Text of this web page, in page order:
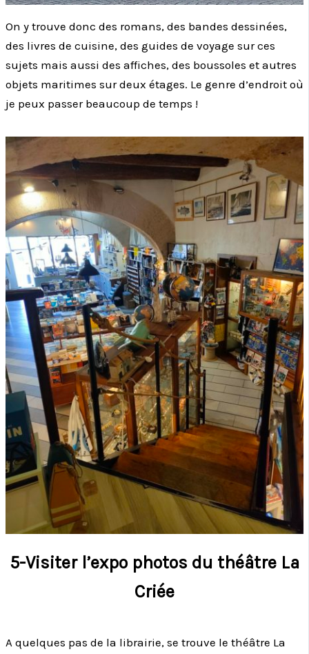
On y trouve donc des romans, des bandes dessinées,
des livres de cuisine, des guides de voyage sur ces
sujets mais aussi des affiches, des boussoles et autres
objets maritimes sur deux étages. Le genre d’endroit où
je peux passer beaucoup de temps !
5-Visiter l’expo photos du théâtre La
Criée
A quelques pas de la librairie, se trouve le théâtre La